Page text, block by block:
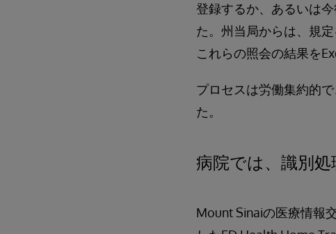
登録するか、あるいは
た。州当局からは、規
これらの照会の結果を
プロセスは労働集約的
た。
病院では、識別
Mount Sinaiの医療情報